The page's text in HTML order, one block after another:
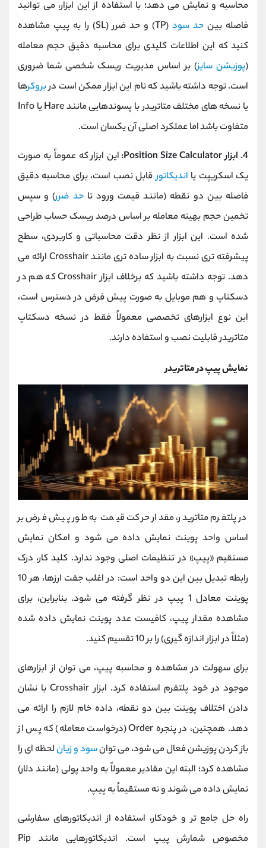
محاسبه و نمایش می ‌دهد؛ با استفاده از این ابزار، می ‌توانید
فاصله بین حد سود
(TP) و حد ضرر (SL) را به پیپ مشاهده
کنید که این اطلاعات کلیدی برای محاسبه دقیق حجم معامله
(پوزیشن سایز) بر اساس مدیریت ریسک شخصی شما ضروری
است. توجه داشته باشید که نام این ابزار ممکن است دربروکرها
یا نسخه ‌های مختلف متاتریدر با پسوندهایی مانند Hare یا Info
متفاوت باشد اما عملکرد اصلی آن یکسان است.
4. ابزار Position Size Calculator:
این ابزارکه عموماً به صورت
یک اسکریپت یا اندیکاتورقابل نصب است، برای محاسبه دقیق
فاصله بین دو نقطه (مانند قیمت ورود تاحد ضرر) و سپس
تخمین حجم بهینه معامله بر اساس درصد ریسک حساب طراحی
شده است. این ابزار از نظر دقت محاسباتی و کاربردی، سطح
پیشرفته ‌تری نسبت به ابزار ساده ‌تری مانند Crosshair ارائه می‌
دهد. توجه داشته باشید که برخلاف ابزار Crosshair که هم در
دسکتاپ و هم موبایل به صورت پیش ‌فرض در دسترس است،
این نوع ابزارهای تخصصی معمولاً فقط در نسخه دسکتاپ
متاتریدر قابلیت نصب و استفاده دارند.
نمایش پیپ در متاتریدر
در پلتفرم متاتریدر، مقدار حرکت قیمت به ‌طور پیش ‌فرض بر
اساس واحد پوینت نمایش داده می ‌شود و امکان نمایش
مستقیم «پیپ» در تنظیمات اصلی وجود ندارد. کلید کار، درک
رابطه تبدیل بین این دو واحد است: در اغلب جفت ‌ارزها، هر 10
پوینت معادل 1 پیپ در نظر گرفته می ‌شود. بنابراین، برای
مشاهده مقدار پیپ، کافیست عدد پوینت نمایش‌ داده ‌شده
(مثلاً در ابزار اندازه ‌گیری) را بر 10 تقسیم کنید.
برای سهولت در مشاهده و محاسبه پیپ، می ‌توان از ابزارهای
موجود در خود پلتفرم استفاده کرد. ابزار Crosshair با نشان
دادن اختلاف پوینت بین دو نقطه، داده خام لازم را ارائه می
‌دهد. همچنین، در پنجره Order (درخواست معامله) که پس از
باز کردن پوزیشن فعال می ‌شود، می ‌توانسود و زیانلحظه ‌ای را
مشاهده کرد؛ البته این مقادیر معمولاً به واحد پولی (مانند دلار)
نمایش داده می‌ شوند و نه مستقیماً به پیپ.
راه حل جامع ‌تر و خودکار، استفاده از اندیکاتورهای سفارشی
مخصوص شمارش پیپ است. اندیکاتورهایی مانند Pip